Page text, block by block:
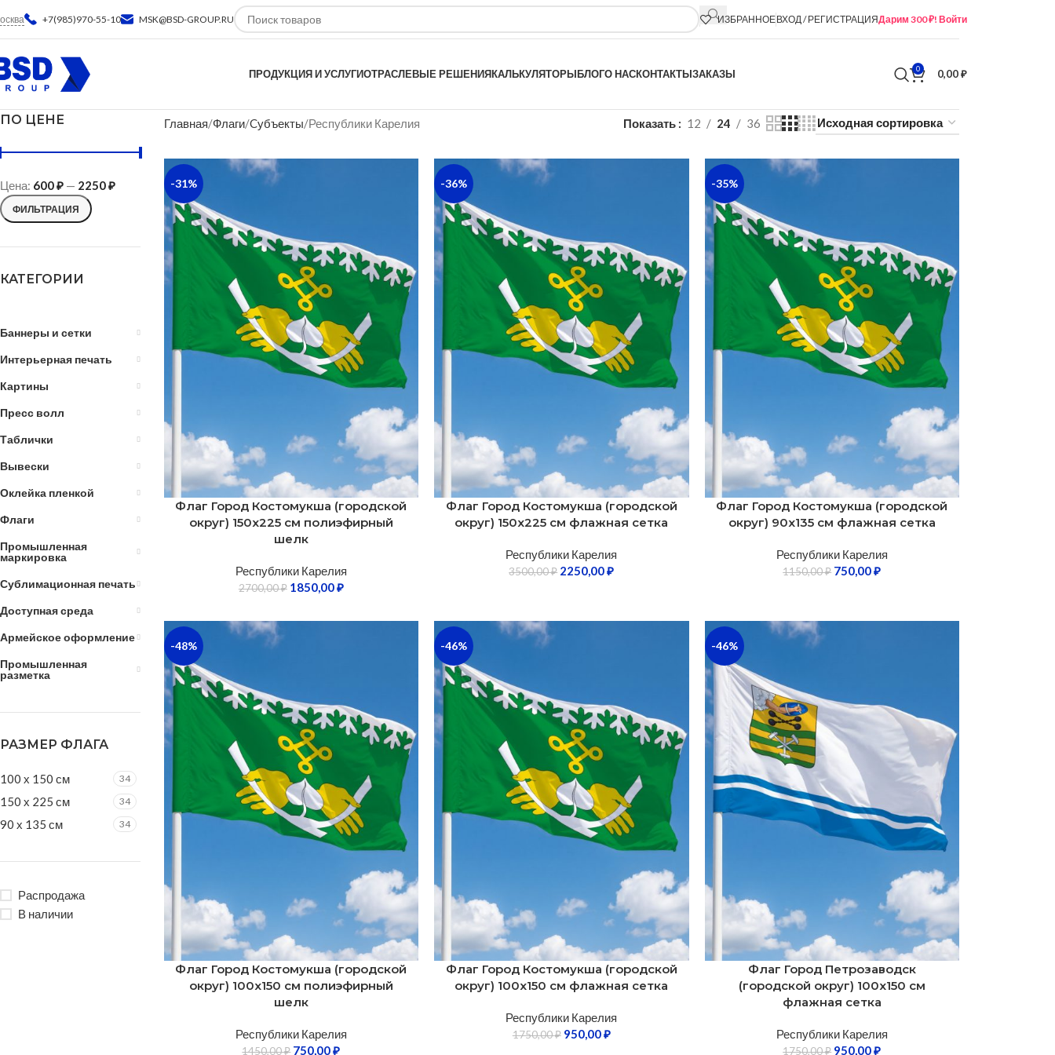
+7(985)970-55-10 MSK@BSD-GROUP.RU ИЗБРАННОЕВХОД / РЕГИСТРАЦИЯДарим 300 ₽! Войти
ПРОДУКЦИЯ И УСЛУГИОТРАСЛЕВЫЕ РЕШЕНИЯКАЛЬКУЛЯТОРЫБЛОГО НАСКОНТАКТЫЗАКАЗЫ 0 0,00₽
ПО ЦЕНЕ
ФИЛЬТРАЦИЯ
Цена: 600 ₽ — 2250 ₽
КАТЕГОРИИ
Баннеры и сетки
Интерьерная печать
Картины
Пресс волл
Таблички
Вывески
Оклейка пленкой
Флаги
Промышленная
маркировка
Сублимационная печать
Доступная среда
Армейское оформление
Промышленная
разметка
РАЗМЕР ФЛАГА
100 х 150 см 34
150 х 225 см 34
90 х 135 см 34
Распродажа
В наличии
Главная Флаги Cубъекты Республики Карелия Показать 12 24 36
-31%
Флаг Город Костомукша (городской
округ) 150х225 см полиэфирный
шелк
Республики Карелия
2700,00₽ 1850,00₽
-36%
Флаг Город Костомукша (городской
округ) 150х225 см флажная сетка
Республики Карелия
3500,00₽ 2250,00₽
-35%
Флаг Город Костомукша (городской
округ) 90х135 см флажная сетка
Республики Карелия
1150,00₽ 750,00₽
-48%
Флаг Город Костомукша (городской
округ) 100х150 см полиэфирный
шелк
Республики Карелия
1450,00₽ 750,00₽
-46%
Флаг Город Костомукша (городской
округ) 100х150 см флажная сетка
Республики Карелия
1750,00₽ 950,00₽
-46%
Флаг Город Петрозаводск
(городской округ) 100х150 см
флажная сетка
Республики Карелия
1750,00₽ 950,00₽